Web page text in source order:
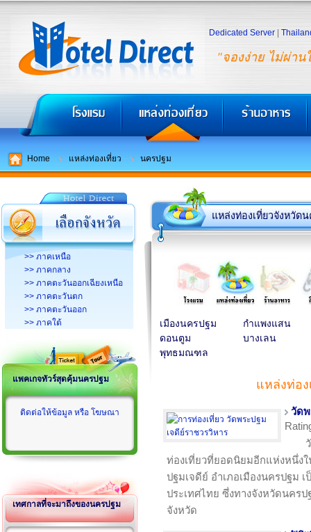
"จองง่าย ไม่ผ่าน
Dedicated Server
Home แหล่งท่องเที่ยว นครปฐม
>> ภาคเหนือ
>> ภาคกลาง
>> ภาคตะวันออกเฉียงเหนือ
>> ภาคตะวันตก
>> ภาคตะวันออก
>> ภาคใต้
แพคเกจทัวร์สุดคุ้มนครปฐม
ติดต่อให้ข้อมูล หรือ โฆษณา
เทศกาลที่จะมาถึงของนครปฐม
แหล่งท่องเที่ยวจังหวัด
เมืองนครปฐม
กำแพงแสน
ดอนตูม
บางเลน
พุทธมณฑล
แหล่งท่อ
วัดพ
ท่องเที่ยวที่ยอดนิยมอีกแห่งหนึ่ง
ปฐมเจดีย์ อำเภอเมืองนครปฐม
ประเทศไทย ซึ่งทางจังหวัดนคร
จังหวัด